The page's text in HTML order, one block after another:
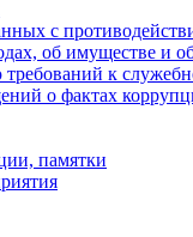
с
об имуществе и
к
о фактах
памятки